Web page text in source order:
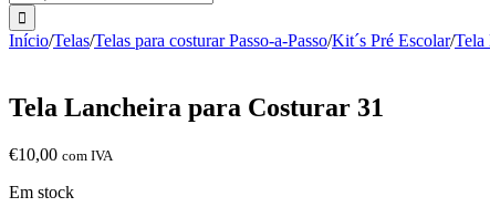
Início/Telas/Telas para costurar Passo-a-Passo/Kit´s Pré Escolar/Tela
Tela Lancheira para Costurar 31
€10,00 com IVA
Em stock